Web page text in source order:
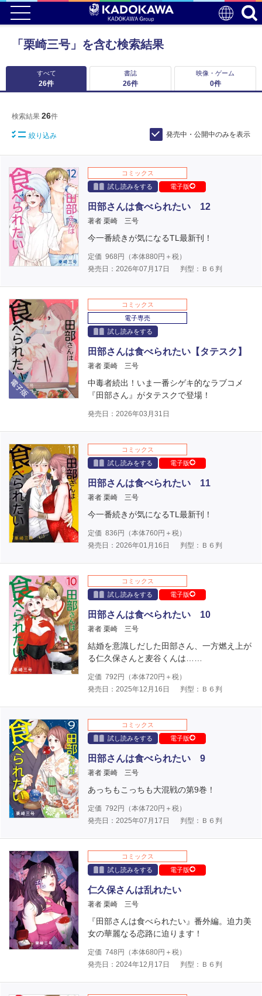
「栗崎三号」を含む検索結果
すべて
26件
書誌
26件
映像・ゲーム
0件
検索結果 26件
絞り込み 発売中・公開中のみを表示
コミックス
試し読みをする
電子版
田部さんは食べられたい 12
著者 栗崎 三号
今一番続きが気になるTL最新刊！
定価 968 円（本体880円＋税）
発売日：2026年07月17日
判型：Ｂ６判
電子版
コミックス
電子専売
試し読みをする
田部さんは食べられたい【タテスク】
著者 栗崎 三号
中毒者続出！いま一番シゲキ的なラブコメ
『田部さん』がタテスクで登場！
発売日：2026年03月31日
コミックス
試し読みをする
電子版
田部さんは食べられたい 11
著者 栗崎 三号
今一番続きが気になるTL最新刊！
定価 836 円（本体760円＋税）
発売日：2026年01月16日
判型：Ｂ６判
コミックス
試し読みをする
電子版
田部さんは食べられたい 10
著者 栗崎 三号
結婚を意識しだした田部さん、一方燃え上が
る仁久保さんと麦谷くんは……
定価 792 円（本体720円＋税）
発売日：2025年12月16日
判型：Ｂ６判
コミックス
試し読みをする
電子版
田部さんは食べられたい 9
著者 栗崎 三号
あっちもこっちも大混戦の第9巻！
定価 792 円（本体720円＋税）
発売日：2025年07月17日
判型：Ｂ６判
コミックス
試し読みをする
電子版
仁久保さんは乱れたい
著者 栗崎 三号
『田部さんは食べられたい』番外編。迫力美
女の華麗なる恋路に迫ります！
定価 748 円（本体680円＋税）
発売日：2024年12月17日
判型：Ｂ６判